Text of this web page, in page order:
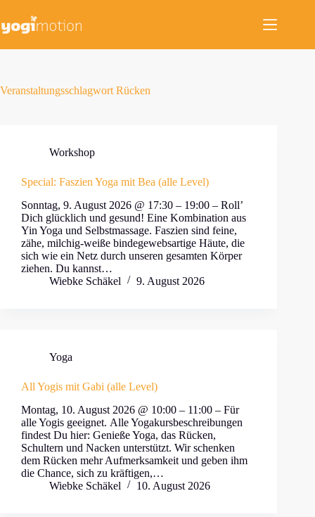
springen
Veranstaltungsschlagwort Rücken
Workshop
Special: Faszien Yoga mit Bea (alle Level)
Sonntag, 9. August 2026 @ 17:30 – 19:00 – Roll’
Dich glücklich und gesund! Eine Kombination aus
Yin Yoga und Selbstmassage. Faszien sind feine,
zähe, milchig-weiße bindegewebsartige Häute, die
sich wie ein Netz durch unseren gesamten Körper
ziehen. Du kannst…
Wiebke Schäkel
9. August 2026
Yoga
All Yogis mit Gabi (alle Level)
Montag, 10. August 2026 @ 10:00 – 11:00 – Für
alle Yogis geeignet. Alle Yogakursbeschreibungen
findest Du hier: Genieße Yoga, das Rücken,
Schultern und Nacken unterstützt. Wir schenken
dem Rücken mehr Aufmerksamkeit und geben ihm
die Chance, sich zu kräftigen,…
Wiebke Schäkel
10. August 2026